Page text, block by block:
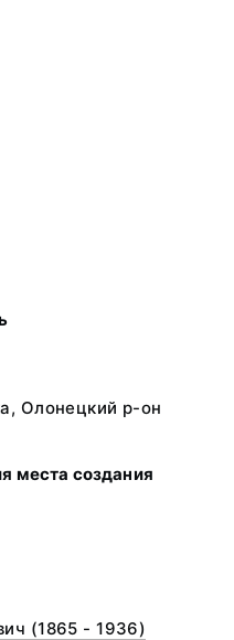
Олонецкий р-он
места создания
(1865 - 1936)